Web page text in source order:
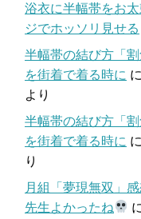
浴衣に半幅帯をお
ジでホッソリ見せる
半幅帯の結び方「
を街着で着る時に に
より
半幅帯の結び方「
を街着で着る時に に
り
月組「夢現無双」
先生よかったね